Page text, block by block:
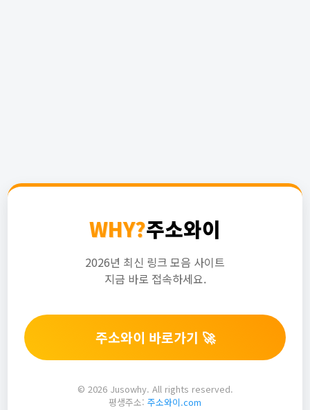
WHY?주소와이
2026년 최신 링크 모음 사이트
지금 바로 접속하세요.
주소와이 바로가기 🚀
© 2026 Jusowhy. All rights reserved.
평생주소: 주소와이.com